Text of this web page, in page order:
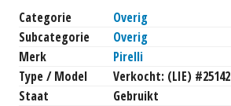
Categorie
Overig
Subcategorie
Overig
Merk
Pirelli
Type / Model
Verkocht: (LIE) #25142
Staat
Gebruikt